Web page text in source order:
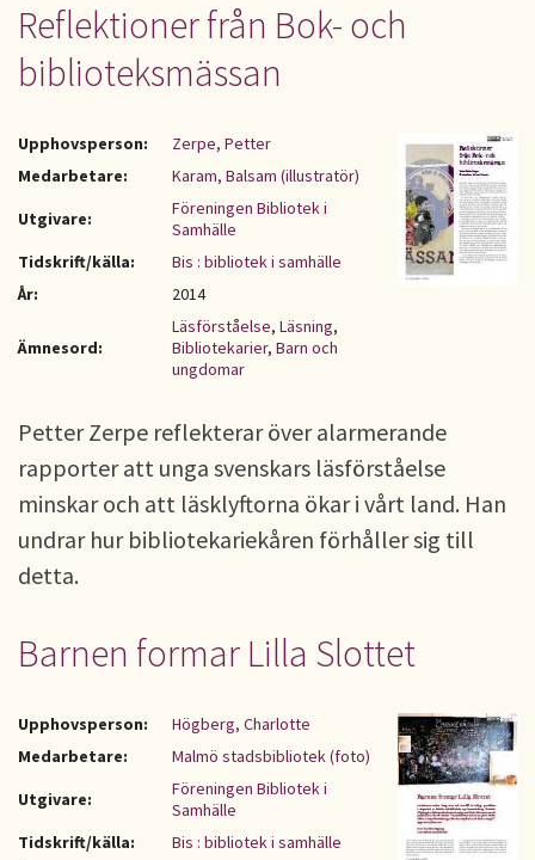
Reflektioner från Bok- och
biblioteksmässan
Upphovsperson:
Zerpe, Petter
Medarbetare:
Karam, Balsam (illustratör)
Utgivare:
Föreningen Bibliotek i
Samhälle
Tidskrift/källa:
Bis : bibliotek i samhälle
År:
2014
Ämnesord:
Läsförståelse, Läsning,
Bibliotekarier, Barn och
ungdomar
Petter Zerpe reflekterar över alarmerande
rapporter att unga svenskars läsförståelse
minskar och att läsklyftorna ökar i vårt land. Han
undrar hur bibliotekariekåren förhåller sig till
detta.
Barnen formar Lilla Slottet
Upphovsperson:
Högberg, Charlotte
Medarbetare:
Malmö stadsbibliotek (foto)
Utgivare:
Föreningen Bibliotek i
Samhälle
Tidskrift/källa:
Bis : bibliotek i samhälle